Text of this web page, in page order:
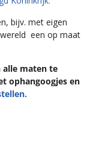
bijv. met eigen
een op maat
maten te
ophangoogjes en